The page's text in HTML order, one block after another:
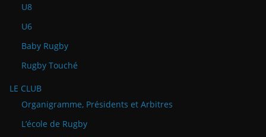
U8
U6
Baby Rugby
Rugby Touché
LE CLUB
Organigramme, Présidents et Arbitres
L’école de Rugby